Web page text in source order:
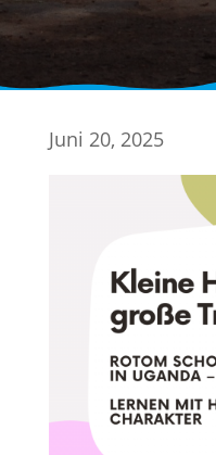
Juni 20, 2025